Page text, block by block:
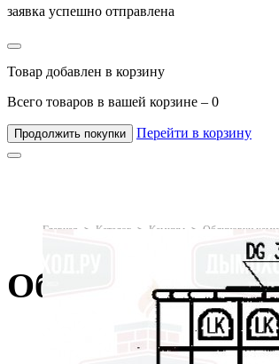
заявка успешно отправлена
Товар добавлен в корзину
Всего товаров в вашей корзине – 0
Продолжить покупки Перейти в корзину
Главная Каталог Камины Облицовки
Облицовка 3/